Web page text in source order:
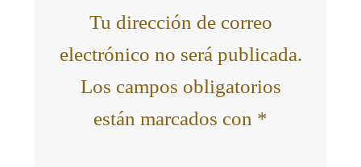
Tu dirección de correo
electrónico no será publicada.
Los campos obligatorios
están marcados con *